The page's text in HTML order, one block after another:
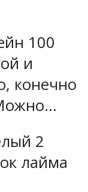
100
и
конечно
2
лайма